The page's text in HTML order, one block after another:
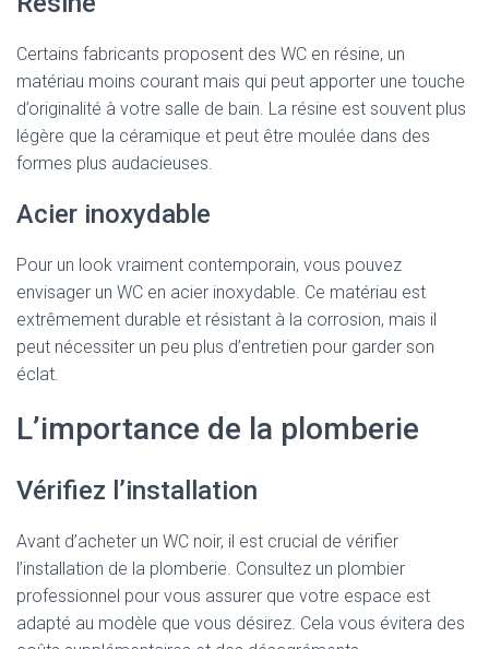
Certains fabricants proposent des WC en résine, un
matériau moins courant mais qui peut apporter une touche
d’originalité à votre salle de bain. La résine est souvent plus
légère que la céramique et peut être moulée dans des
formes plus audacieuses.
Acier inoxydable
Pour un look vraiment contemporain, vous pouvez
envisager un WC en acier inoxydable. Ce matériau est
extrêmement durable et résistant à la corrosion, mais il
peut nécessiter un peu plus d’entretien pour garder son
éclat.
L’importance de la plomberie
Vérifiez l’installation
Avant d’acheter un WC noir, il est crucial de vérifier
l’installation de la plomberie. Consultez un plombier
professionnel pour vous assurer que votre espace est
adapté au modèle que vous désirez. Cela vous évitera des